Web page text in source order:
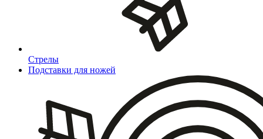
Стрелы
Подставки для ножей